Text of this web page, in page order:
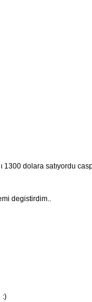
1300 dolara satıyordu
degistirdim..
:)